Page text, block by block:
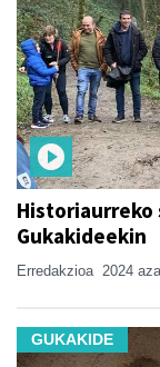
Gukakideekin
Erredakzioa 2024
GUKAKIDE